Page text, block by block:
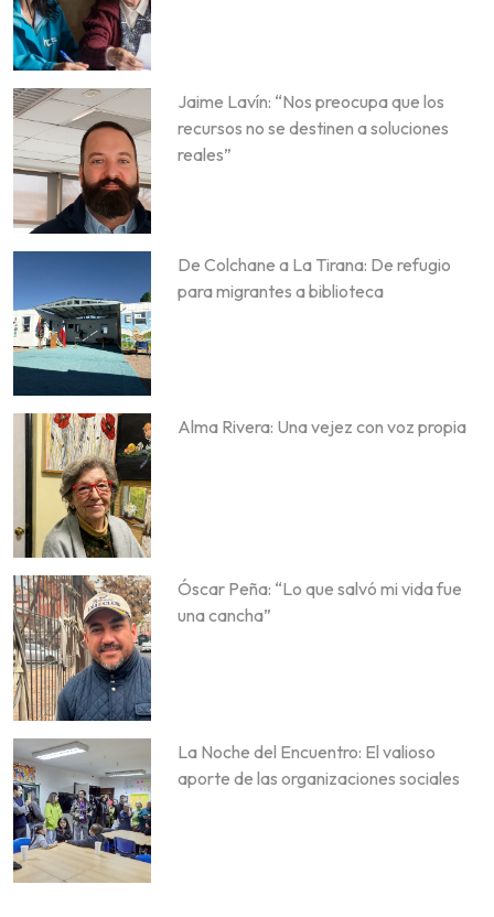
Jaime Lavín: “Nos preocupa que los
recursos no se destinen a soluciones
reales”
De Colchane a La Tirana: De refugio
para migrantes a biblioteca
Alma Rivera: Una vejez con voz propia
Óscar Peña: “Lo que salvó mi vida fue
una cancha”
La Noche del Encuentro: El valioso
aporte de las organizaciones sociales